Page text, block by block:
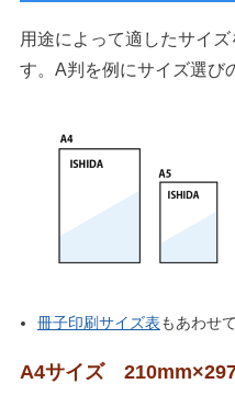
用途によって適したサイ
す。A判を例にサイズ選び
冊子印刷サイズ表もあわせ
A4サイズ